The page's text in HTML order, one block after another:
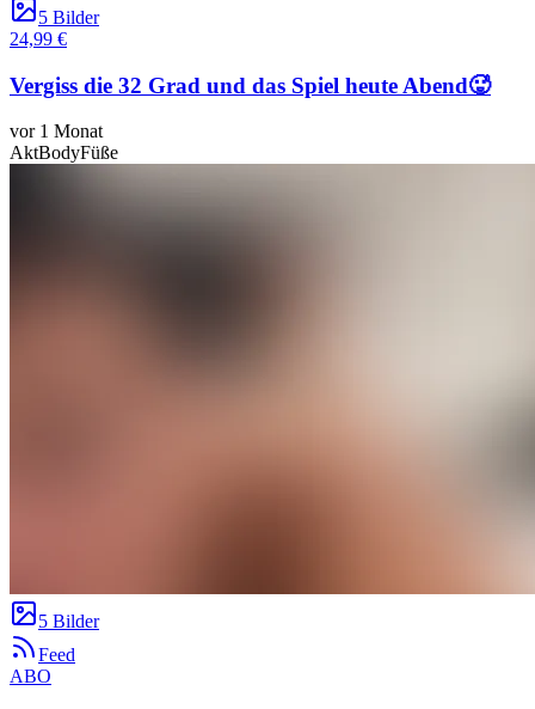
5 Bilder
24,99 €
Vergiss die 32 Grad und das Spiel heute Abend🥵
vor 1 Monat
AktBodyFüße
5 Bilder
Feed
ABO